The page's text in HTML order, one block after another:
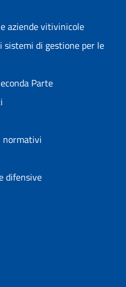
aziende vitivinicole
sistemi di gestione per le
Parte
normativi
difensive